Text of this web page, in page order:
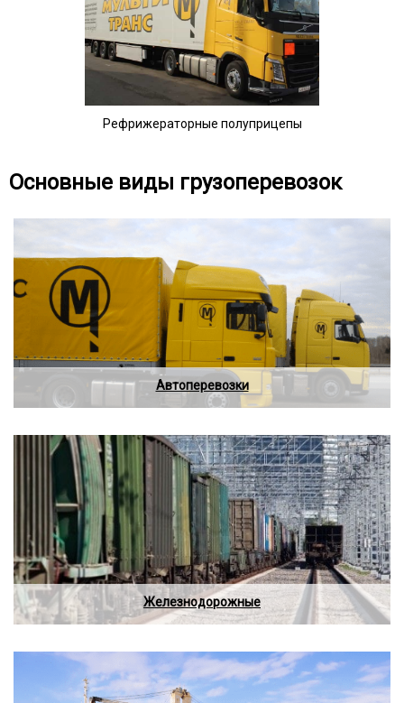
Рефрижераторные полуприцепы
Основные виды грузоперевозок
Автоперевозки
Железнодорожные